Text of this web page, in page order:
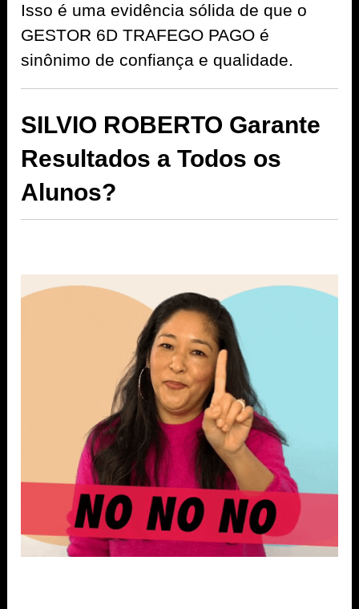
Isso é uma evidência sólida de que o
GESTOR 6D TRAFEGO PAGO é
sinônimo de confiança e qualidade.
SILVIO ROBERTO Garante
Resultados a Todos os
Alunos?